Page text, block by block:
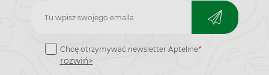
Zapisz
do
newslettera
Chcę otrzymywać newsletter Apteline*
rozwiń>